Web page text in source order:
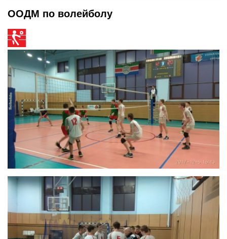
ООДМ по волейболу